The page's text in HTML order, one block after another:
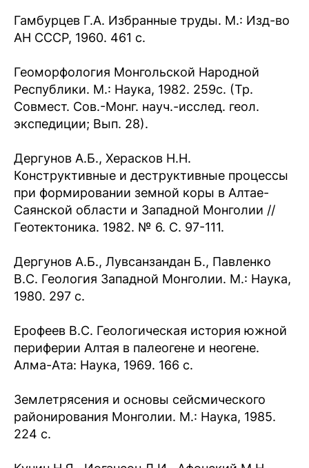
Гамбурцев Г.А. Избранные труды. М.: Изд-во
АН СССР, 1960. 461 с.
Геоморфология Монгольской Народной
Республики. М.: Наука, 1982. 259с. (Тр.
Совмест. Сов.-Монг. науч.-исслед. геол.
экспедиции; Вып. 28).
Дергунов А.Б., Херасков Н.Н.
Конструктивные и деструктивные процессы
при формировании земной коры в Алтае-
Саянской области и Западной Монголии //
Геотектоника. 1982. № 6. С. 97-111.
Дергунов А.Б., Лувсанзандан Б., Павленко
B.C. Геология Западной Монголии. М.: Наука,
1980. 297 с.
Ерофеев B.C. Геологическая история южной
периферии Алтая в палеогене и неогене.
Алма-Ата: Наука, 1969. 166 с.
Землетрясения и основы сейсмического
районирования Монголии. М.: Наука, 1985.
224 с.